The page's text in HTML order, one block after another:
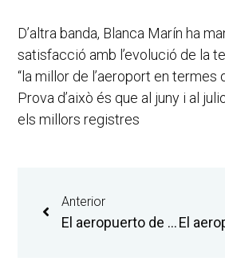
D’altra banda, Blanca Marín ha
satisfacció amb l’evolució de la
“la millor de l’aeroport en termes
Prova d’això és que al juny i al
els millors registres
Anterior
El aeropuerto de Castellón registra un nuevo récord mensual con 22.534 personas pasajeras en julio